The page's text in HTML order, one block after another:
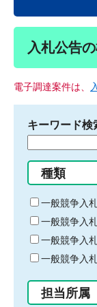
入札公告
電子調達案件は、
キーワード検
る
キ
ー
ワ
ー
ド
入
力
種類
一般競争入
一般競争入
一般競争入
一般競争入
担当所属